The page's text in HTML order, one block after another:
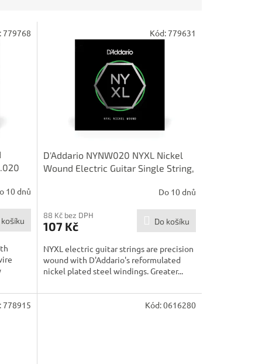
10 dnů
košíku
779768
D'Addario NYNW020 NYXL Nickel
Wound Electric Guitar Single String,
Do 10 dnů
88 Kč bez DPH
107 Kč Do košíku
NYXL electric guitar strings are precision
wound with D'Addario's reformulated
nickel plated steel windings. Greater...
Kód:779631
778915 Kód:0616280